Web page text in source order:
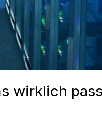
wirklich